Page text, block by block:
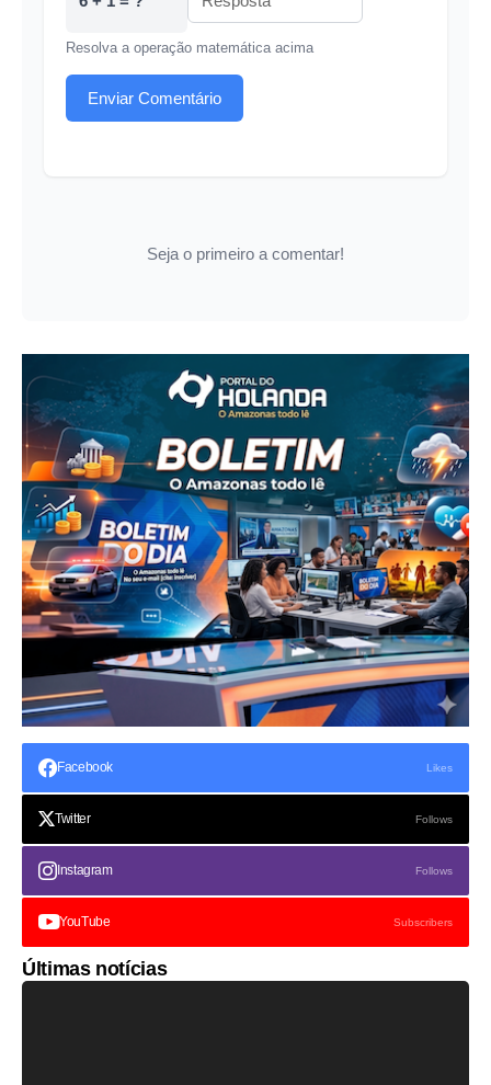
Resolva a operação matemática acima
Enviar Comentário
Seja o primeiro a comentar!
Facebook Likes
Twitter Follows
Instagram Follows
YouTube Subscribers
Últimas notícias